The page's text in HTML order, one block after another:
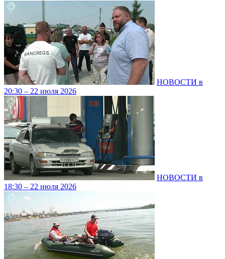
НОВОСТИ в
20:30 – 22 июля 2026
НОВОСТИ в
18:30 – 22 июля 2026